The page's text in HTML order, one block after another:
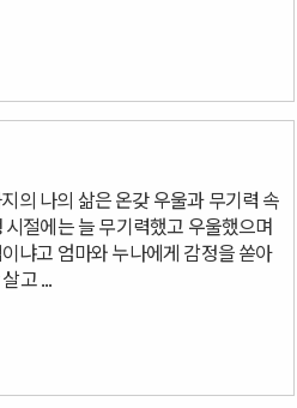
의 나의 삶은 온갖 우울과 무기력 속
절에는 늘 무기력했고 우울했으며
냐고 엄마와 누나에게 감정을 쏟아
고 ...